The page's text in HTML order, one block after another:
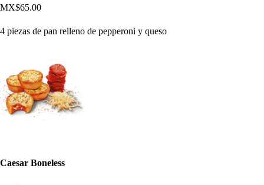
MX$65.00
4 piezas de pan relleno de pepperoni y queso
Caesar Boneless